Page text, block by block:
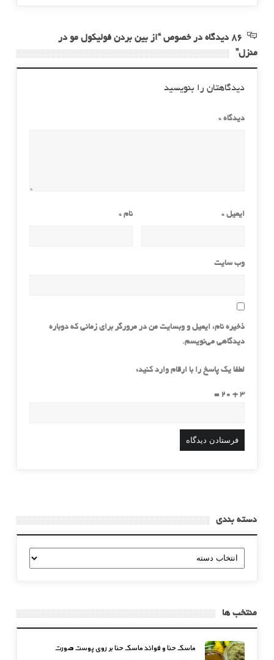
86 دیدگاه در خصوص “از بین بردن فولیکول مو در
منزل”
دیدگاهتان را بنویسید
دیدگاه *
نام* ایمیل *
وب‌ سایت
ذخیره نام، ایمیل و وبسایت من در مرورگر برای زمانی که دوباره
دیدگاهی می‌نویسم.
لطفا یک پاسخ را با ارقام وارد کنید:
3 + 20 =
دسته بندی
دسته
بندی
منتخب ها
ماسک حنا و فوائد ماسک حنا بر روی پوست صورت